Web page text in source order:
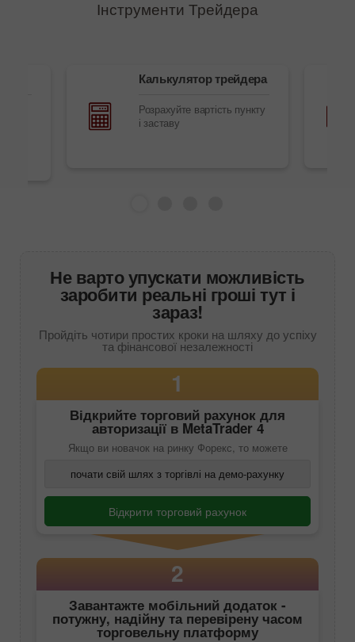
Інструменти Трейдера
Калькулятор трейдера
Розрахуйте вартість пункту
і заставу
Не варто упускати можливість
заробити реальні гроші тут і
зараз!
Пройдіть чотири простих кроки на шляху до успіху
та фінансової незалежності
1
Відкрийте торговий рахунок для
авторизації в MetaTrader 4
Якщо ви новачок на ринку Форекс, то можете
почати свій шлях з торгівлі на демо-рахунку
Відкрити торговий рахунок
2
Завантажте мобільний додаток -
потужну, надійну та перевірену часом
торговельну платформу